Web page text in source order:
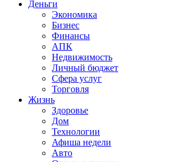
Деньги
Экономика
Бизнес
Финансы
АПК
Недвижимость
Личный бюджет
Сфера услуг
Торговля
Жизнь
Здоровье
Дом
Технологии
Афиша недели
Авто